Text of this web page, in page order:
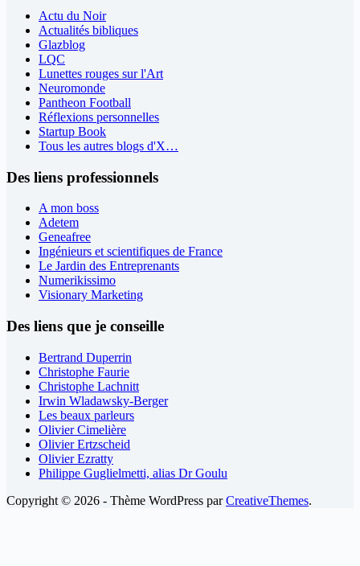
Actu du Noir
Actualités bibliques
Glazblog
LQC
Lunettes rouges sur l'Art
Neuromonde
Pantheon Football
Réflexions personnelles
Startup Book
Tous les autres blogs d'X…
Des liens professionnels
A mon boss
Adetem
Geneafree
Ingénieurs et scientifiques de France
Le Jardin des Entreprenants
Numerikissimo
Visionary Marketing
Des liens que je conseille
Bertrand Duperrin
Christophe Faurie
Christophe Lachnitt
Irwin Wladawsky-Berger
Les beaux parleurs
Olivier Cimelière
Olivier Ertzscheid
Olivier Ezratty
Philippe Guglielmetti, alias Dr Goulu
Copyright © 2026 - Thème WordPress parCreativeThemes.